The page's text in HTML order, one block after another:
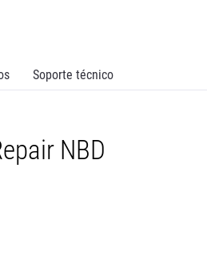
Soporte técnico
NBD